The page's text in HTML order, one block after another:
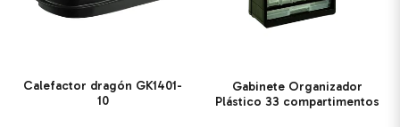
Calefactor dragón GK1401-
10
Gabinete Organizador
Plástico 33 compartimentos